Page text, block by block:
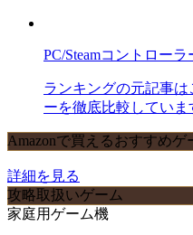
PC/Steamコントロー
ランキングの元記事
ーを徹底比較していま
Amazonで買えるおすすめゲ
詳細を見る
攻略取扱いゲーム
家庭用ゲーム機